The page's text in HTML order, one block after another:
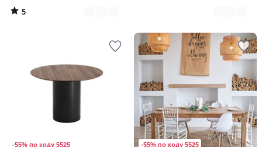
5
/
-55% по коду 5525 -55% по коду 5525